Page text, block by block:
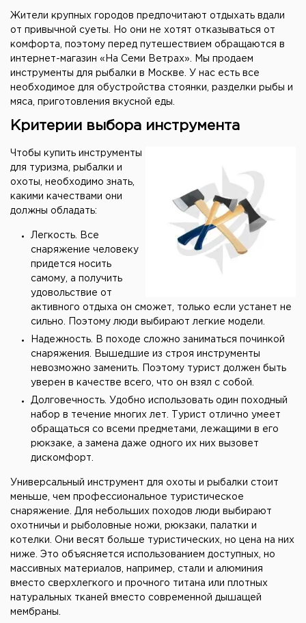
Жители крупных городов предпочитают отдыхать вдали
от привычной суеты. Но они не хотят отказываться от
комфорта, поэтому перед путешествием обращаются в
интернет-магазин «На Семи Ветрах». Мы продаем
инструменты для рыбалки в Москве. У нас есть все
необходимое для обустройства стоянки, разделки рыбы и
мяса, приготовления вкусной еды.
Критерии выбора инструмента
Чтобы купить инструменты
для туризма, рыбалки и
охоты, необходимо знать,
какими качествами они
должны обладать:
Легкость. Все
снаряжение человеку
придется носить
самому, а получить
удовольствие от
активного отдыха он сможет, только если устанет не
сильно. Поэтому люди выбирают легкие модели.
Надежность. В походе сложно заниматься починкой
снаряжения. Вышедшие из строя инструменты
невозможно заменить. Поэтому турист должен быть
уверен в качестве всего, что он взял с собой.
Долговечность. Удобно использовать один походный
набор в течение многих лет. Турист отлично умеет
обращаться со всеми предметами, лежащими в его
рюкзаке, а замена даже одного их них вызовет
дискомфорт.
Универсальный инструмент для охоты и рыбалки стоит
меньше, чем профессиональное туристическое
снаряжение. Для небольших походов люди выбирают
охотничьи и рыболовные ножи, рюкзаки, палатки и
котелки. Они весят больше туристических, но цена на них
ниже. Это объясняется использованием доступных, но
массивных материалов, например, стали и алюминия
вместо сверхлегкого и прочного титана или плотных
натуральных тканей вместо современной дышащей
мембраны.